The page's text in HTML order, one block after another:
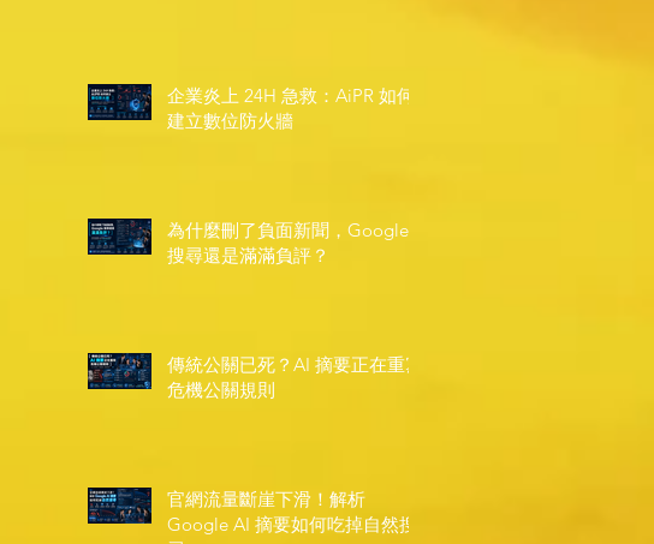
企業炎上 24H 急救：AiPR 如何
建立數位防火牆
為什麼刪了負面新聞，Google
搜尋還是滿滿負評？
傳統公關已死？AI 摘要正在重寫
危機公關規則
官網流量斷崖下滑！解析
Google AI 摘要如何吃掉自然搜